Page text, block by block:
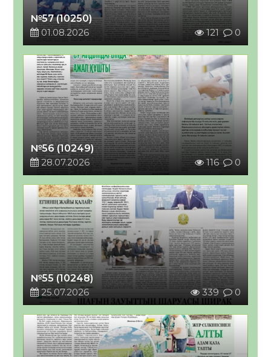
№57 (10250)
01.08.2026
121 0
№56 (10249)
28.07.2026
116 0
№55 (10248)
25.07.2026
339 0